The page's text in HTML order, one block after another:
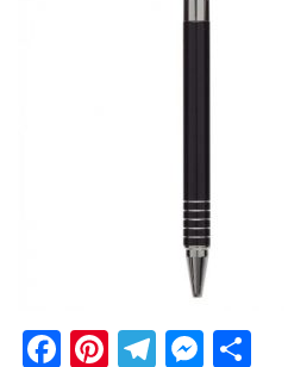
Fa Pi Te M